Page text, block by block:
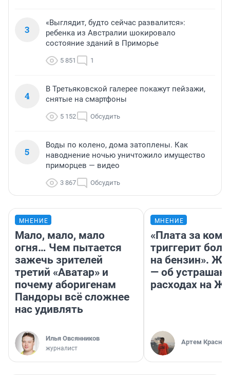
3
«Выглядит, будто сейчас развалится»:
ребенка из Австралии шокировало
состояние зданий в Приморье
5 851 1
4
В Третьяковской галерее покажут пейзажи,
снятые на смартфоны
5 152 Обсудить
5
Воды по колено, дома затоплены. Как
наводнение ночью уничтожило имущество
приморцев — видео
3 867 Обсудить
МНЕНИЕ
Мало, мало, мало
огня… Чем пытается
зажечь зрителей
третий «Аватар» и
почему аборигенам
Пандоры всё сложнее
нас удивлять
Илья Овсянников
журналист
МНЕНИЕ
«Плата за
триггерит
на бензин».
— об
расходах на
Артем Краснов